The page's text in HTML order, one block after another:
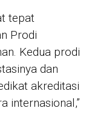
tepat
Prodi
Kedua prodi
dan
akreditasi
internasional,”